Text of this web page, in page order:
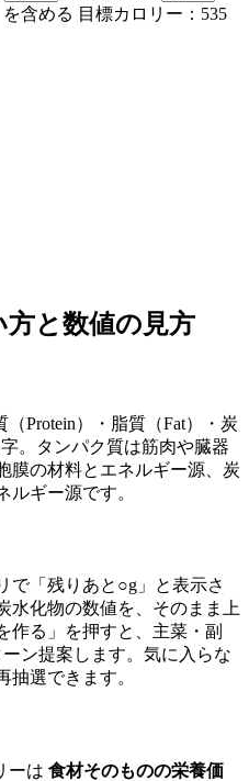
含める 目標カロリー： 535
と数値の見方
Protein）・脂質（Fat）・炭
。タンパク質は筋肉や臓器
膜の材料とエネルギー源、炭
ルギー源です。
で「残りあと○g」と表示さ
水化物の数値を、そのまま上
作る」を押すと、主菜・副
ン提案します。気に入らな
抽選できます。
ーは 食材そのものの栄養価